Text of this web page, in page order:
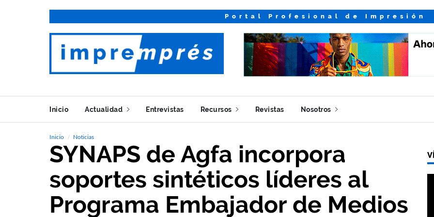
Portal Profesional de Impresión
Inicio Actualidad Entrevistas Recursos Revistas Nosotros
Inicio Noticias
SYNAPS de Agfa incorpora
soportes sintéticos líderes al
Programa Embajador de Medios